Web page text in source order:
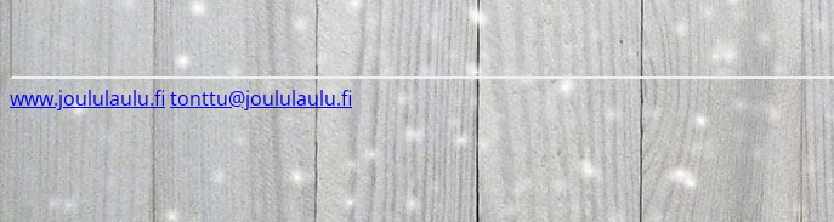
www.joululaulu.fitonttu@joululaulu.fi